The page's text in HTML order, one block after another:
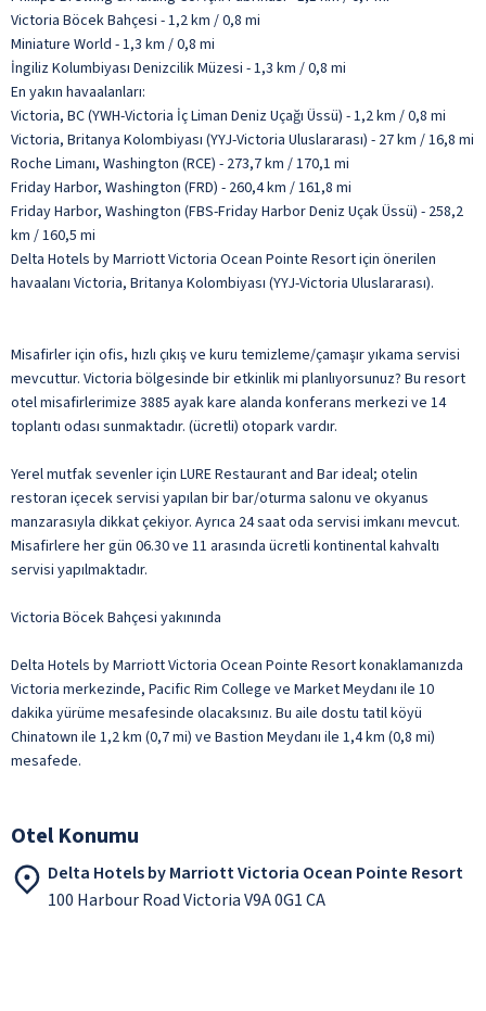
Victoria Böcek Bahçesi - 1,2 km / 0,8 mi
Miniature World - 1,3 km / 0,8 mi
İngiliz Kolumbiyası Denizcilik Müzesi - 1,3 km / 0,8 mi
En yakın havaalanları:
Victoria, BC (YWH-Victoria İç Liman Deniz Uçağı Üssü) - 1,2 km / 0,8 mi
Victoria, Britanya Kolombiyası (YYJ-Victoria Uluslararası) - 27 km / 16,8 mi
Roche Limanı, Washington (RCE) - 273,7 km / 170,1 mi
Friday Harbor, Washington (FRD) - 260,4 km / 161,8 mi
Friday Harbor, Washington (FBS-Friday Harbor Deniz Uçak Üssü) - 258,2
km / 160,5 mi
Delta Hotels by Marriott Victoria Ocean Pointe Resort için önerilen
havaalanı Victoria, Britanya Kolombiyası (YYJ-Victoria Uluslararası).
Misafirler için ofis, hızlı çıkış ve kuru temizleme/çamaşır yıkama servisi
mevcuttur. Victoria bölgesinde bir etkinlik mi planlıyorsunuz? Bu resort
otel misafirlerimize 3885 ayak kare alanda konferans merkezi ve 14
toplantı odası sunmaktadır. (ücretli) otopark vardır.
Yerel mutfak sevenler için LURE Restaurant and Bar ideal; otelin
restoran içecek servisi yapılan bir bar/oturma salonu ve okyanus
manzarasıyla dikkat çekiyor. Ayrıca 24 saat oda servisi imkanı mevcut.
Misafirlere her gün 06.30 ve 11 arasında ücretli kontinental kahvaltı
servisi yapılmaktadır.
Victoria Böcek Bahçesi yakınında
Delta Hotels by Marriott Victoria Ocean Pointe Resort konaklamanızda
Victoria merkezinde, Pacific Rim College ve Market Meydanı ile 10
dakika yürüme mesafesinde olacaksınız. Bu aile dostu tatil köyü
Chinatown ile 1,2 km (0,7 mi) ve Bastion Meydanı ile 1,4 km (0,8 mi)
mesafede.
Otel Konumu
Delta Hotels by Marriott Victoria Ocean Pointe Resort
100 Harbour Road Victoria V9A 0G1 CA